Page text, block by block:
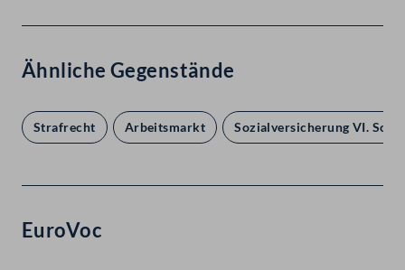
Ähnliche Gegenstände
Strafrecht Arbeitsmarkt Sozialversicherung VI.
EuroVoc